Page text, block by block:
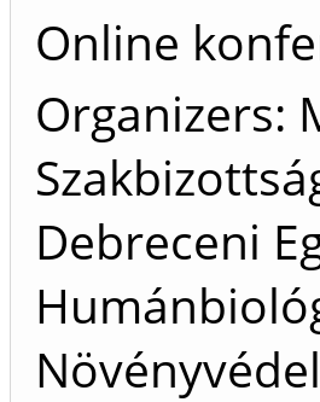
Online
Organizers
Debreceni